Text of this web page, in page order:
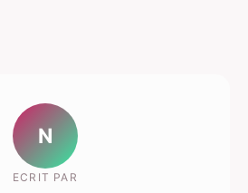
N
ECRIT PAR